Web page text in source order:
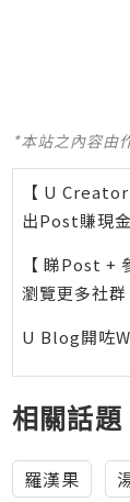
*本站之內容由
【 U Creator
出Post賺現
【 睇Post +
瀏覽更多社群
U Blog開咗
相關話題
羅漢果